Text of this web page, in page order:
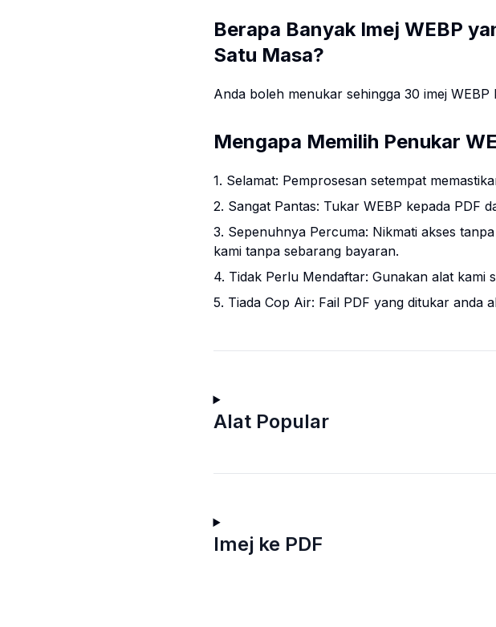
Berapa Banyak Imej WEBP
Satu Masa?
Anda boleh menukar sehingga 30 imej
Mengapa Memilih Penukar
1. Selamat: Pemprosesan setempat
2. Sangat Pantas: Tukar WEBP kepada PDF
3. Sepenuhnya Percuma: Nikmati akses
kami tanpa sebarang bayaran.
4. Tidak Perlu Mendaftar: Gunakan alat kami
5. Tiada Cop Air: Fail PDF yang ditukar anda
Alat Popular
Imej ke PDF